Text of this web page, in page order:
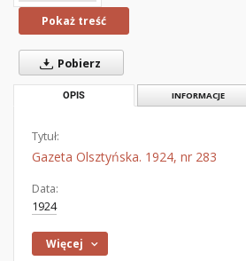
Pokaż treść
Pobierz
OPIS INFORMACJE
Tytuł:
Gazeta Olsztyńska. 1924, nr 283
Data:
1924
Więcej